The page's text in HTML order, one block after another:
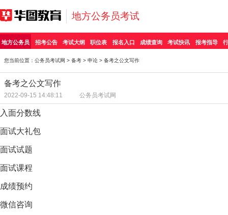
地方公务员考试
地方公务员 招考公告 考试大纲 职位表 报名入口 成绩查询 考试快讯 报考指导
您当前位置： 公务员考试网 > 备考 > 申论 > 备考之公文写作
备考之公文写作
2022-09-15 14:48:11 公务员考试网
入面分数线
面试大礼包
面试试题
面试课程
成绩预约
微信咨询